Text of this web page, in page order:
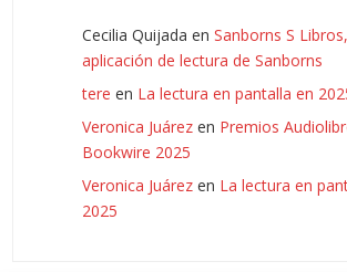
Cecilia Quijada en Sanborns S Libros,
aplicación de lectura de Sanborns
tere en La lectura en pantalla en
Veronica Juárez en Premios
Bookwire 2025
Veronica Juárez en La lectura en
2025